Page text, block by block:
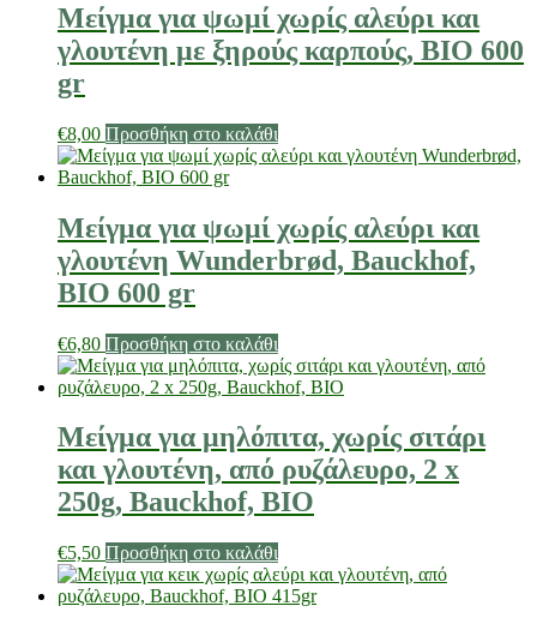
Μείγμα για ψωμί χωρίς αλεύρι και
γλουτένη με ξηρούς καρπούς, ΒΙΟ 600
gr
€8,00 Προσθήκη στο καλάθι
Μείγμα για ψωμί χωρίς αλεύρι και
γλουτένη Wunderbrød, Bauckhof,
ΒΙΟ 600 gr
€6,80 Προσθήκη στο καλάθι
Μείγμα για μηλόπιτα, χωρίς σιτάρι
και γλουτένη, από ρυζάλευρο, 2 x
250g, Bauckhof, BIO
€5,50 Προσθήκη στο καλάθι